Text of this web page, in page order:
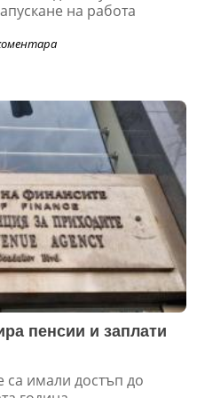
на работа
пенсии и заплати
имали достъп до